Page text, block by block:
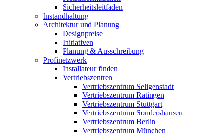
Sicherheitsleitfaden
Instandhaltung
Architektur und Planung
Designpreise
Initiativen
Planung & Ausschreibung
Profinetzwerk
Installateur finden
Vertriebszentren
Vertriebszentrum Seligenstadt
Vertriebszentrum Ratingen
Vertriebszentrum Stuttgart
Vertriebszentrum Sondershausen
Vertriebszentrum Berlin
Vertriebszentrum München